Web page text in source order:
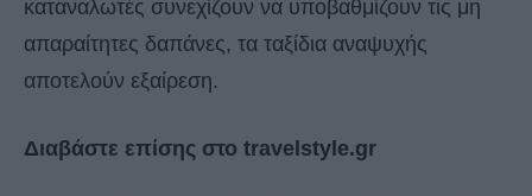
καταναλωτές συνεχίζουν να υποβαθμίζουν τις μη
απαραίτητες δαπάνες, τα ταξίδια αναψυχής
αποτελούν εξαίρεση.
Διαβάστε επίσης στο travelstyle.gr